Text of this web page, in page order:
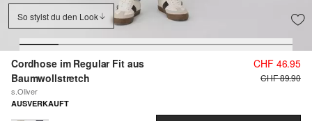
So stylst du den Look
Cordhose im Regular Fit aus
Baumwollstretch
s.Oliver
CHF 46.95
CHF 89.90
AUSVERKAUFT